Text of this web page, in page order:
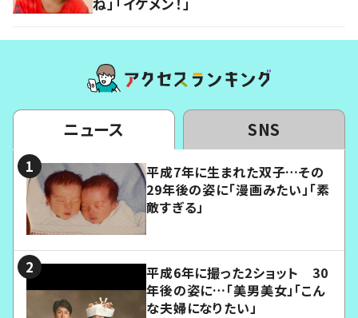
ニュース SNS
平成7年に生まれた双子…その
29年後の姿に「漫画みたい」「素
敵すぎる」
平成6年に撮った2ショット 30
年後の姿に…「美男美女」「こん
な夫婦になりたい」